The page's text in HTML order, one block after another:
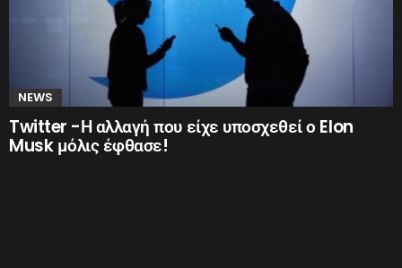
NEWS
Twitter -Η αλλαγή που είχε υποσχεθεί ο Elon
Musk μόλις έφθασε!